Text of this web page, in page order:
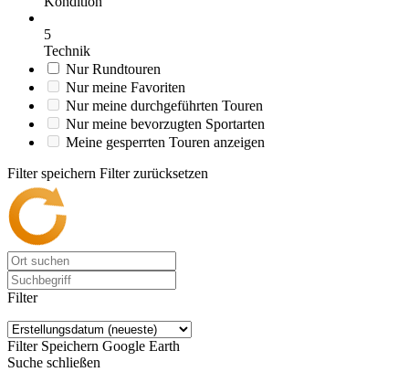
5
Technik
Nur Rundtouren
Nur meine Favoriten
Nur meine durchgeführten Touren
Nur meine bevorzugten Sportarten
Meine gesperrten Touren anzeigen
Filter speichern Filter zurücksetzen
Filter
Filter Speichern Google Earth
Suche schließen